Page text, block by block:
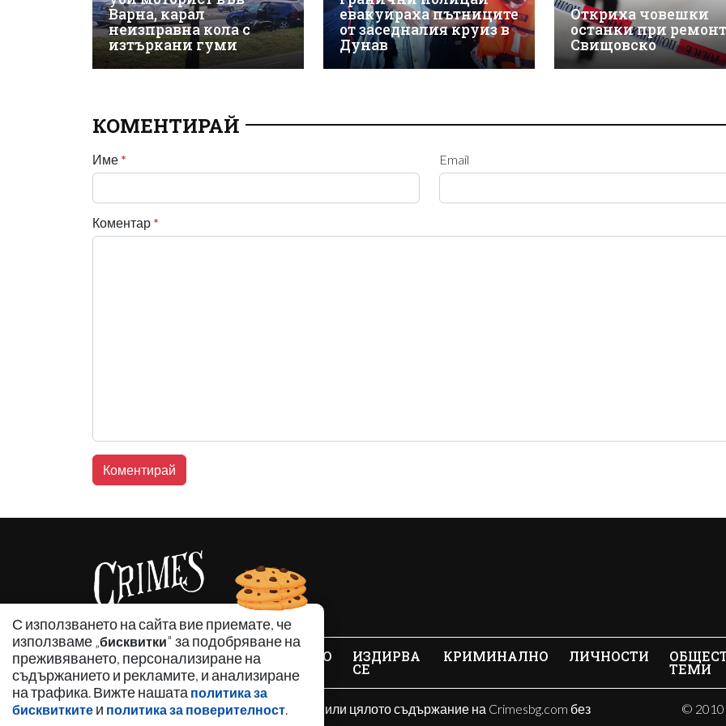
Варна, карал
неизправна кола с
изтъркани гуми
евакуираха пътниците
от заседналия круиз в
Дунав
Откриха човешки
останки при
Свищовско
КОМЕНТИРАЙ
Име * Email
Коментар *
С използването на сайта вие приемате, че
използваме „бисквитки" за подобряване на
преживяването, персонализиране на
съдържанието и рекламите, и анализиране
на трафика. Вижте нашата политика за
бисквитките и политика за поверителност.
НОВИНИ АНАЛИЗИ ЗАБАВНО ИЗДИРВА
СЕ
КРИМИНАЛНО ЛИЧНОСТИ
ТЕМИ
Използването и публикуването на част или цялото съдържание на Crimesbg.com без
© 2010